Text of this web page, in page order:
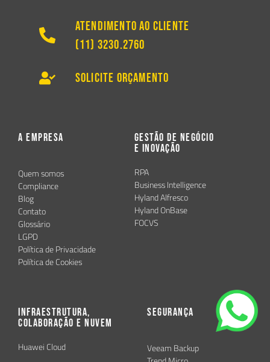
Atendimento ao Cliente
(11) 3230.2760
Solicite Orçamento
A Empresa
Quem somos
Compliance
Blog
Contato
Glossário
LGPD
Política de Privacidade
Política de Cookies
Gestão de Negócio
e Inovação
RPA
Business Intelligence
Hyland Alfresco
Hyland OnBase
FOCVS
Infraestrutura,
Colaboração e Nuvem
Huawei Cloud
Segurança
Veeam Backup